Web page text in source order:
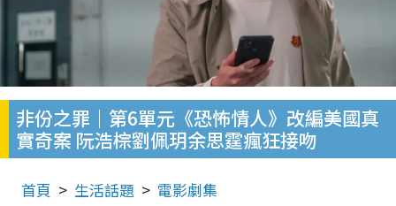
非份之罪｜第6單元《恐怖情人》改編美國真
實奇案 阮浩棕劉佩玥余思霆瘋狂接吻
首頁 生活話題 電影劇集